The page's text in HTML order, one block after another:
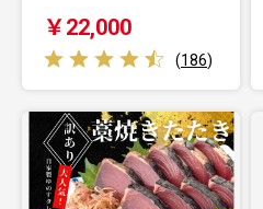
￥22,000
(186)